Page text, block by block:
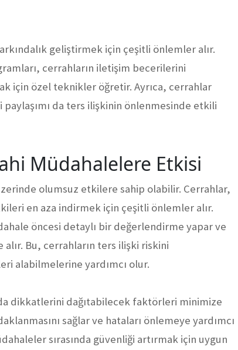
geliştirmek için çeşitli önlemler alır.
cerrahların iletişim becerilerini
için özel teknikler öğretir. Ayrıca, cerrahlar
paylaşımı da ters ilişkinin önlenmesinde etkili
Müdahalelere Etkisi
olumsuz etkilere sahip olabilir. Cerrahlar,
en aza indirmek için çeşitli önlemler alır.
öncesi detaylı bir değerlendirme yapar ve
Bu, cerrahların ters ilişki riskini
alabilmelerine yardımcı olur.
dikkatlerini dağıtabilecek faktörleri minimize
sağlar ve hataları önlemeye yardımcı
sırasında güvenliği artırmak için uygun